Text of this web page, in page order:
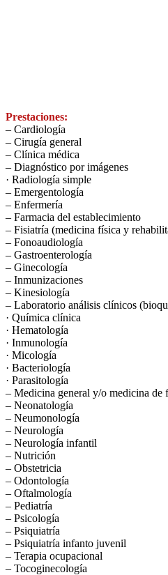
Prestaciones:
– Cardiología
– Cirugía general
– Clínica médica
– Diagnóstico por imágenes
· Radiología simple
– Emergentología
– Enfermería
– Farmacia del establecimiento
– Fisiatría (medicina física y
– Fonoaudiología
– Gastroenterología
– Ginecología
– Inmunizaciones
– Kinesiología
– Laboratorio análisis clínicos
· Química clínica
· Hematología
· Inmunología
· Micología
· Bacteriología
· Parasitología
– Medicina general y/o medicina de
– Neonatología
– Neumonología
– Neurología
– Neurología infantil
– Nutrición
– Obstetricia
– Odontología
– Oftalmología
– Pediatría
– Psicología
– Psiquiatría
– Psiquiatría infanto juvenil
– Terapia ocupacional
– Tocoginecología